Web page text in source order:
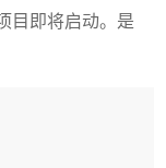
目即将启动。是